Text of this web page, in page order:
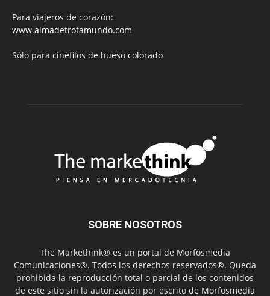
Para viajeros de corazón:
www.almadetrotamundo.com
Sólo para cinéfilos de hueso colorado
SOBRE NOSOTROS
The Markethink® es un portal de Morfosmedia
Comunicaciones®. Todos los derechos reservados®. Queda
prohibida la reproducción total o parcial de los contenidos
de este sitio sin la autorización por escrito de Morfosmedia